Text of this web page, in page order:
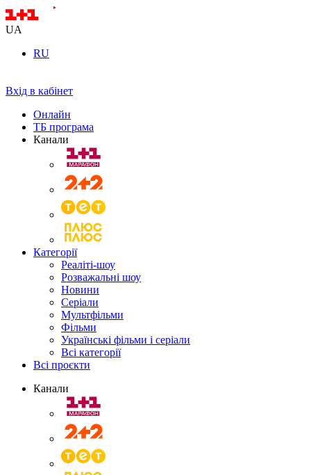
UA
RU
Вхід в кабінет
Онлайн
ТБ програма
Канали
Категорії
Реаліті-шоу
Розважальні шоу
Новини
Серіали
Мультфільми
Фільми
Українські фільми і серіали
Всі категорії
Всі проєкти
Канали